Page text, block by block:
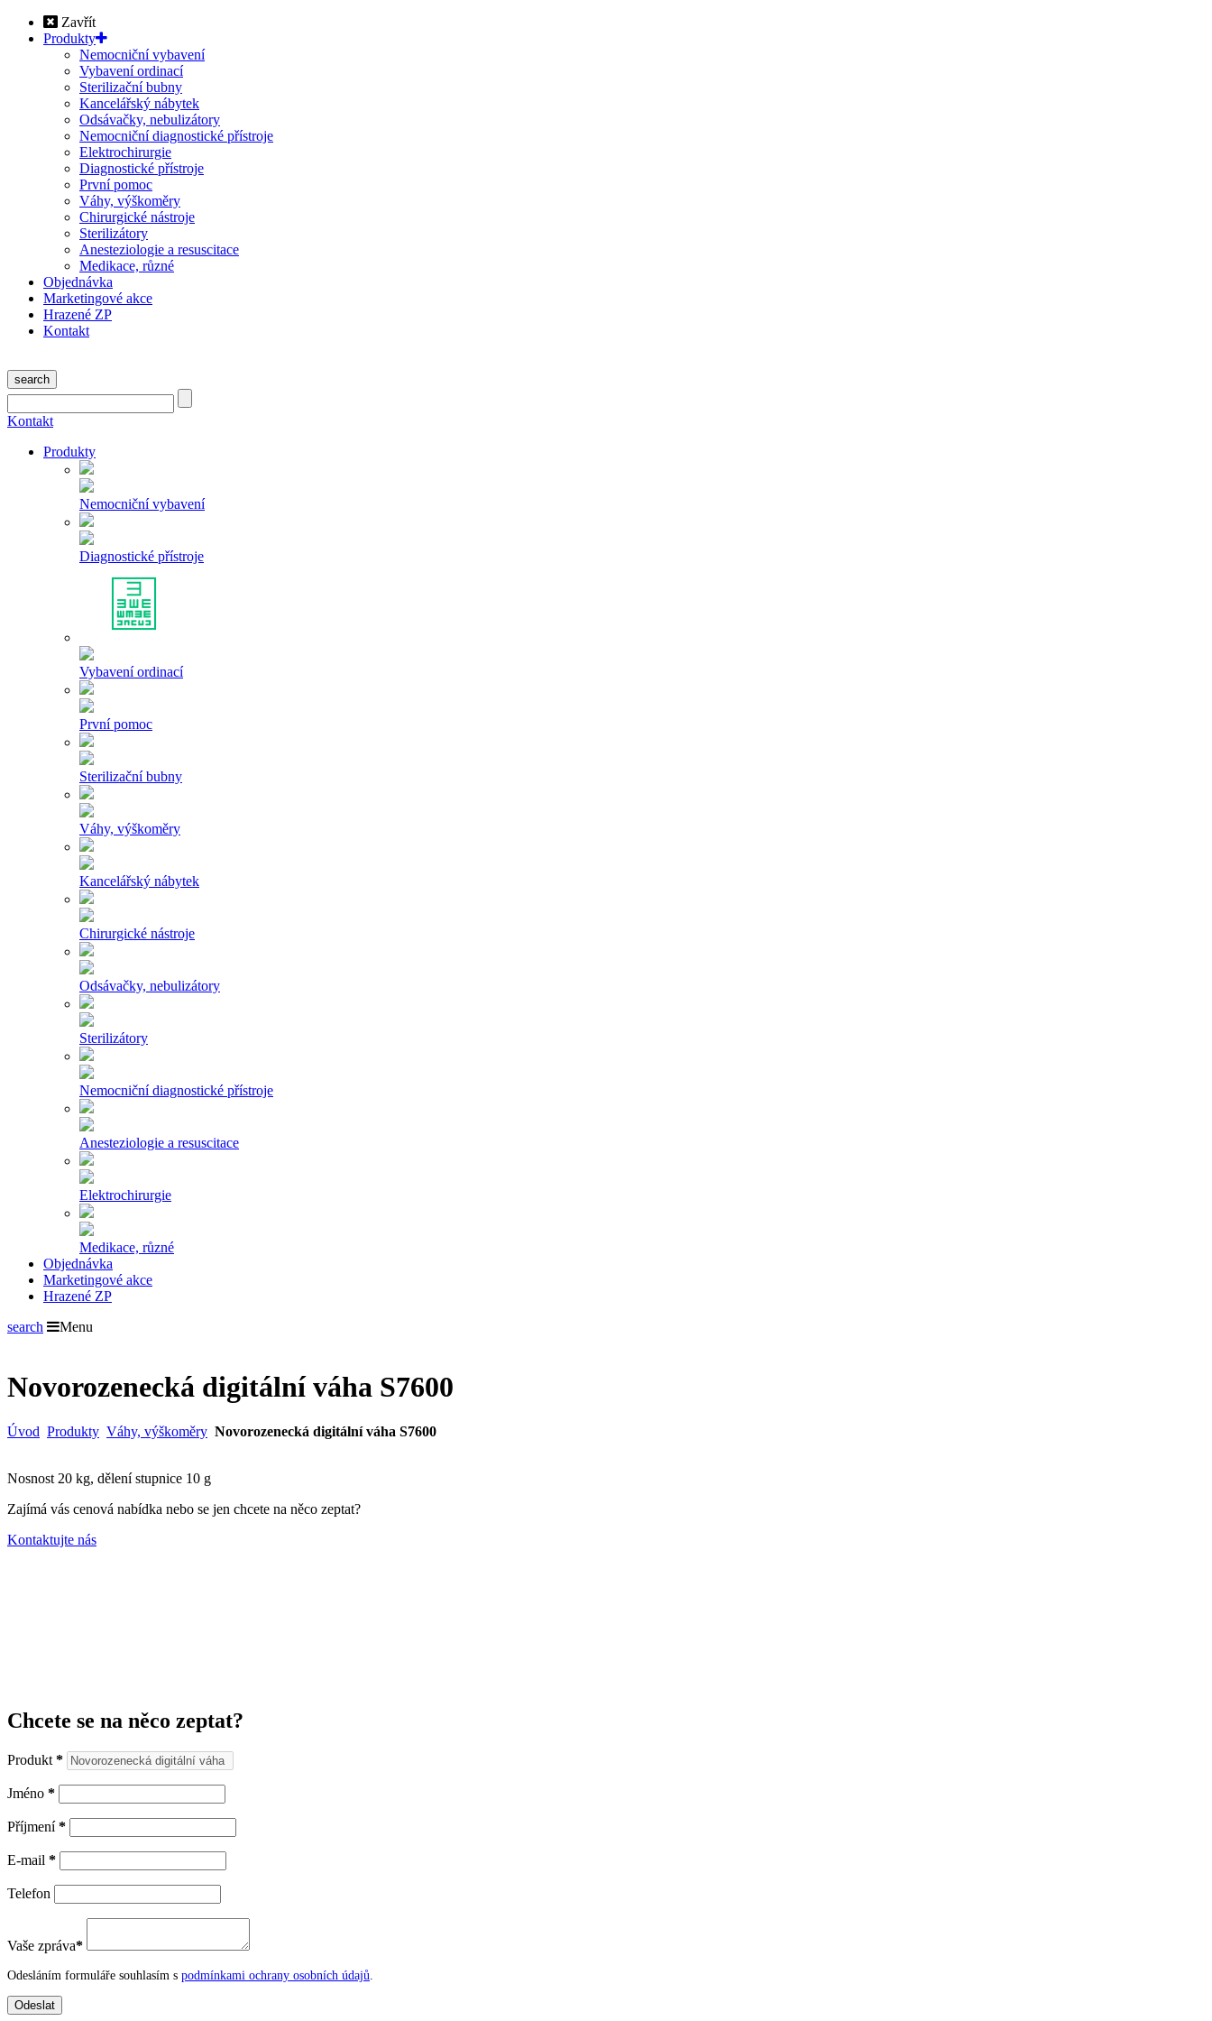
Zavřít
Produkty
Nemocniční vybavení
Vybavení ordinací
Sterilizační bubny
Kancelářský nábytek
Odsávačky, nebulizátory
Nemocniční diagnostické přístroje
Elektrochirurgie
Diagnostické přístroje
První pomoc
Váhy, výškoměry
Chirurgické nástroje
Sterilizátory
Anesteziologie a resuscitace
Medikace, různé
Objednávka
Marketingové akce
Hrazené ZP
Kontakt
search
Kontakt
Produkty
Nemocniční vybavení
Diagnostické přístroje
Vybavení ordinací
První pomoc
Sterilizační bubny
Váhy, výškoměry
Kancelářský nábytek
Chirurgické nástroje
Odsávačky, nebulizátory
Sterilizátory
Nemocniční diagnostické přístroje
Anesteziologie a resuscitace
Elektrochirurgie
Medikace, různé
Objednávka
Marketingové akce
Hrazené ZP
search
Menu
Novorozenecká digitální váha S7600
Úvod Produkty Váhy, výškoměry Novorozenecká digitální váha S7600
Nosnost 20 kg, dělení stupnice 10 g
Zajímá vás cenová nabídka nebo se jen chcete na něco zeptat?
Kontaktujte nás
Chcete se na něco zeptat?
Produkt *
Jméno *
Příjmení*
E-mail *
Telefon
Vaše zpráva*
Odesláním formuláře souhlasím s podmínkami ochrany osobních údajů